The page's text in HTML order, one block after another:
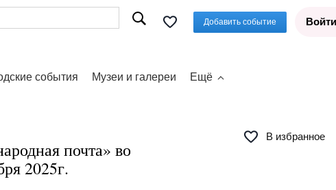
Добавить событие Войти
события Музеи и галереи Ещё
В избранное
почта» во
2025г.